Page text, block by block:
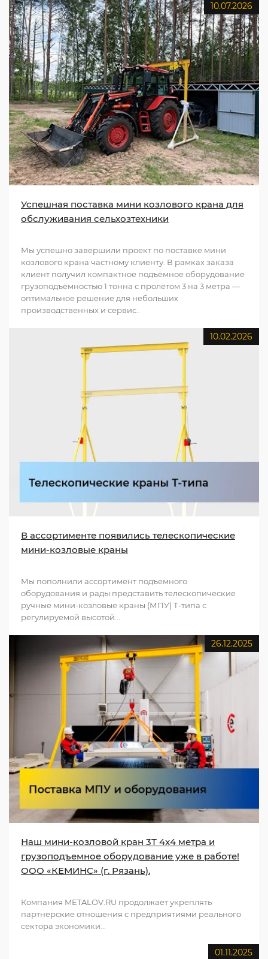
10.07.2026
Успешная поставка мини козлового крана для
обслуживания сельхозтехники
Мы успешно завершили проект по поставке мини
козлового крана частному клиенту. В рамках заказа
клиент получил компактное подъёмное оборудование
грузоподъёмностью 1 тонна с пролётом 3 на 3 метра —
оптимальное решение для небольших
производственных и сервис..
10.02.2026
В ассортименте появились телескопические
мини-козловые краны
Мы пополнили ассортимент подъемного
оборудования и рады представить телескопические
ручные мини-козловые краны (МПУ) Т-типа с
регулируемой высотой...
26.12.2025
Наш мини-козловой кран 3Т 4x4 метра и
грузоподъемное оборудование уже в работе!
ООО «КЕМИНС» (г. Рязань).
Компания METALOV.RU продолжает укреплять
партнерские отношения с предприятиями реального
сектора экономики...
01.11.2025